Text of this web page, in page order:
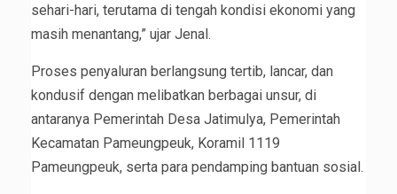
sehari-hari, terutama di tengah kondisi ekonomi yang
masih menantang,” ujar Jenal.
Proses penyaluran berlangsung tertib, lancar, dan
kondusif dengan melibatkan berbagai unsur, di
antaranya Pemerintah Desa Jatimulya, Pemerintah
Kecamatan Pameungpeuk, Koramil 1119
Pameungpeuk, serta para pendamping bantuan sosial.